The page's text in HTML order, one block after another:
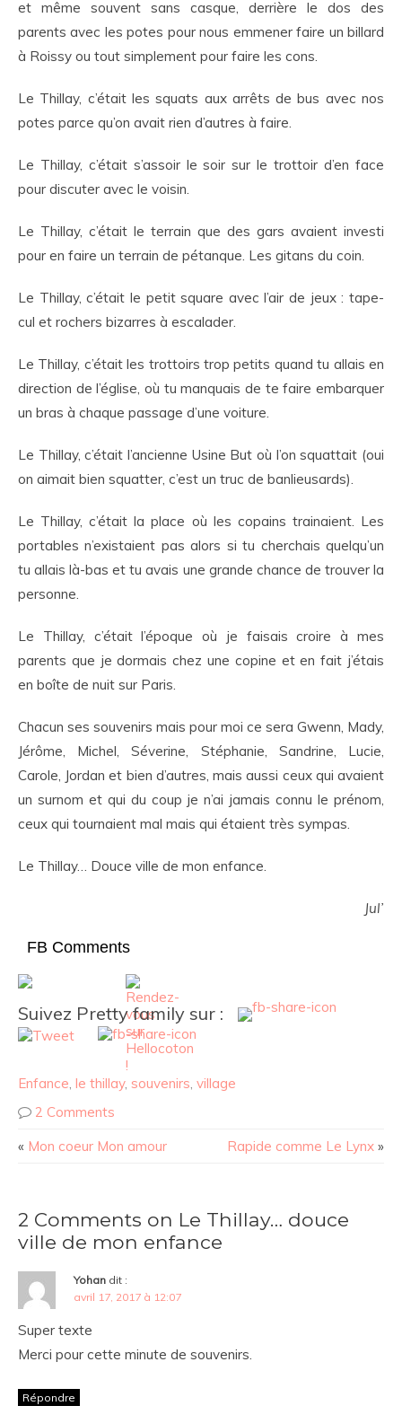
et même souvent sans casque, derrière le dos des
parents avec les potes pour nous emmener faire un billard
à Roissy ou tout simplement pour faire les cons.
Le Thillay, c’était les squats aux arrêts de bus avec nos
potes parce qu’on avait rien d’autres à faire.
Le Thillay, c’était s’assoir le soir sur le trottoir d’en face
pour discuter avec le voisin.
Le Thillay, c’était le terrain que des gars avaient investi
pour en faire un terrain de pétanque. Les gitans du coin.
Le Thillay, c’était le petit square avec l’air de jeux : tape-
cul et rochers bizarres à escalader.
Le Thillay, c’était les trottoirs trop petits quand tu allais en
direction de l’église, où tu manquais de te faire embarquer
un bras à chaque passage d’une voiture.
Le Thillay, c’était l’ancienne Usine But où l’on squattait (oui
on aimait bien squatter, c’est un truc de banlieusards).
Le Thillay, c’était la place où les copains trainaient. Les
portables n’existaient pas alors si tu cherchais quelqu’un
tu allais là-bas et tu avais une grande chance de trouver la
personne.
Le Thillay, c’était l’époque où je faisais croire à mes
parents que je dormais chez une copine et en fait j’étais
en boîte de nuit sur Paris.
Chacun ses souvenirs mais pour moi ce sera Gwenn, Mady,
Jérôme, Michel, Séverine, Stéphanie, Sandrine, Lucie,
Carole, Jordan et bien d’autres, mais aussi ceux qui avaient
un surnom et qui du coup je n’ai jamais connu le prénom,
ceux qui tournaient mal mais qui étaient très sympas.
Le Thillay… Douce ville de mon enfance.
Jul’
FB Comments
Suivez Pretty family sur :
Enfance le thillay, souvenirs village
2 Comments
« Mon coeur Mon amour Rapide comme Le Lynx »
2 Comments on Le Thillay… douce
ville de mon enfance
Yohan dit :
avril 17, 2017 à 12:07
Super texte
Merci pour cette minute de souvenirs.
Répondre